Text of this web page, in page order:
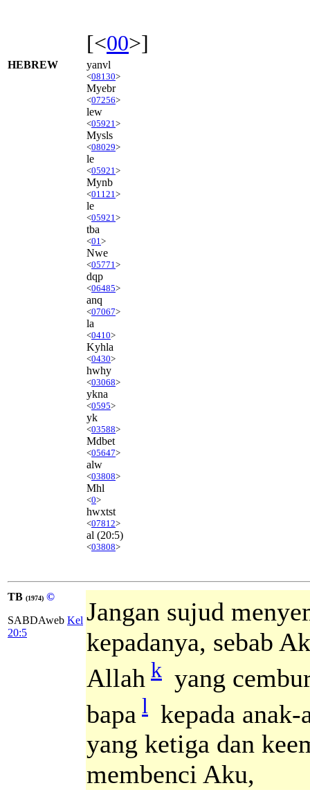
[<00>]
HEBREW yanvl
<08130>
Myebr
<07256>
lew
<05921 >
Mysls
<08029>
le
<05921 >
Mynb
<01121 >
le
<05921 >
tba
<01 >
Nwe
<05771 >
dqp
<06485>
anq
<07067>
la
<0410>
Kyhla
<0430>
hwhy
<03068>
ykna
<0595>
yk
<03588>
Mdbet
<05647>
alw
<03808>
Mhl
<0>
hwxtst
<07812>
al (20:5)
<03808>
TB (1974) ©
SABDAweb Kel
20:5
Jangan sujud
kepadanya, sebab
Allah k yang
bapa l kepada anak-
yang ketiga dan
membenci Aku,